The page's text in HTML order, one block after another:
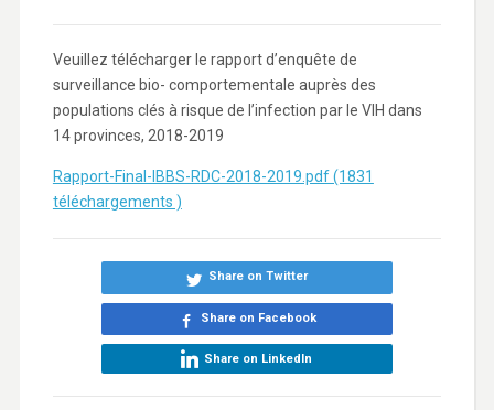
Veuillez télécharger le rapport d’enquête de
surveillance bio- comportementale auprès des
populations clés à risque de l’infection par le VIH dans
14 provinces, 2018-2019
Rapport-Final-IBBS-RDC-2018-2019.pdf (1831
téléchargements )
Share on Twitter
Share on Facebook
Share on LinkedIn